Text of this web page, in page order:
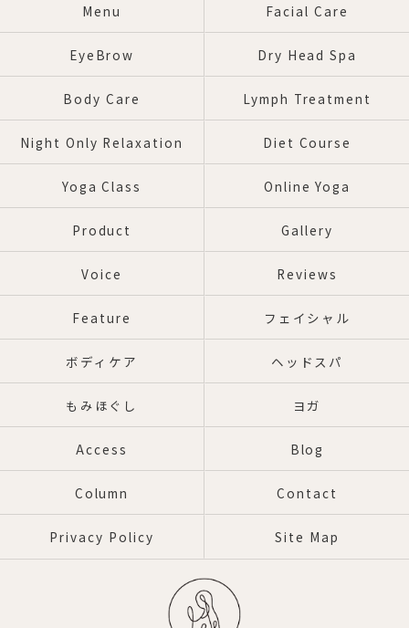
Menu Facial Care
EyeBrow Dry Head Spa
Body Care Lymph Treatment
Night Only Relaxation Diet Course
Yoga Class Online Yoga
Product Gallery
Voice Reviews
Feature フェイシャル
ボディケア ヘッドスパ
もみほぐし ヨガ
Access Blog
Column Contact
Privacy Policy Site Map